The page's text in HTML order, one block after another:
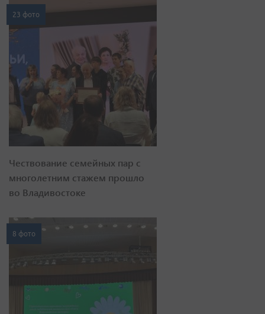
23 фото
Чествование семейных пар с
многолетним стажем прошло
во Владивостоке
8 фото